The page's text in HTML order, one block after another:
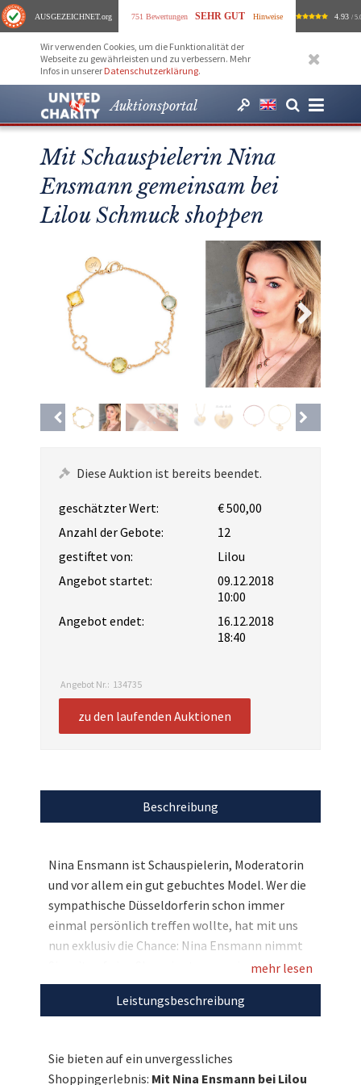
AUSGEZEICHNET.org 751 Bewertungen SEHR GUT Hinweise 4.93 /
Wir verwenden Cookies, um die Funktionalität der
Webseite zu gewährleisten und zu verbessern. Mehr
Infos in unserer Datenschutzerklärung.
Auktionsportal
Mit Schauspielerin Nina
Ensmann gemeinsam bei
Lilou Schmuck shoppen
Diese Auktion ist bereits beendet.
geschätzter Wert:
€ 500,00
Anzahl der Gebote:
12
gestiftet von:
Lilou
Angebot startet:
09.12.2018
10:00
Angebot endet:
16.12.2018
18:40
Angebot Nr.: 134735
zu den laufenden Auktionen
Beschreibung
Nina Ensmann ist Schauspielerin, Moderatorin
und vor allem ein gut gebuchtes Model. Wer die
sympathische Düsseldorferin schon immer
einmal persönlich treffen wollte, hat mit uns
nun exklusiv die Chance: Nina Ensmann nimmt
Sie mit auf eine Shoppingtour zu einem Lilou
Paris Store in Köln oder Düsseldorf und Sie
dürfen sich dort nach Herzenslust Schmuck im
Weihnachtsgeschenk für Ihre Liebste!
mehr lesen
Leistungsbeschreibung
Sie bieten auf ein unvergessliches
Shoppingerlebnis: Mit Nina Ensmann bei Lilou